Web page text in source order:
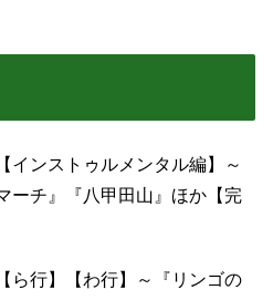
インストゥルメンタル編】～
ーチ』『八甲田山』ほか【完
ら行】【わ行】～『リンゴの